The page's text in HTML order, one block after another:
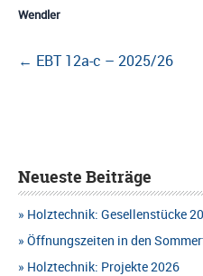
Wendler
Beitragsnavigation
← EBT 12a-c – 2025/26
Neueste Beiträge
Holztechnik: Gesellenstücke
Öffnungszeiten in den
Holztechnik: Projekte 2026